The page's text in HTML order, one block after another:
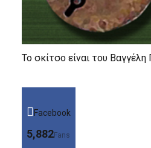
Το σκίτσο είναι του Βαγγέλη
Facebook
5,882Fans